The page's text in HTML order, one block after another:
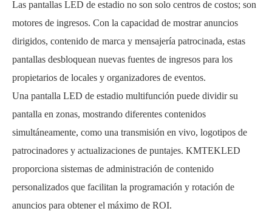
Las pantallas LED de estadio no son solo centros de costos; son
motores de ingresos. Con la capacidad de mostrar anuncios
dirigidos, contenido de marca y mensajería patrocinada, estas
pantallas desbloquean nuevas fuentes de ingresos para los
propietarios de locales y organizadores de eventos.
Una pantalla LED de estadio multifunción puede dividir su
pantalla en zonas, mostrando diferentes contenidos
simultáneamente, como una transmisión en vivo, logotipos de
patrocinadores y actualizaciones de puntajes. KMTEKLED
proporciona sistemas de administración de contenido
personalizados que facilitan la programación y rotación de
anuncios para obtener el máximo de ROI.